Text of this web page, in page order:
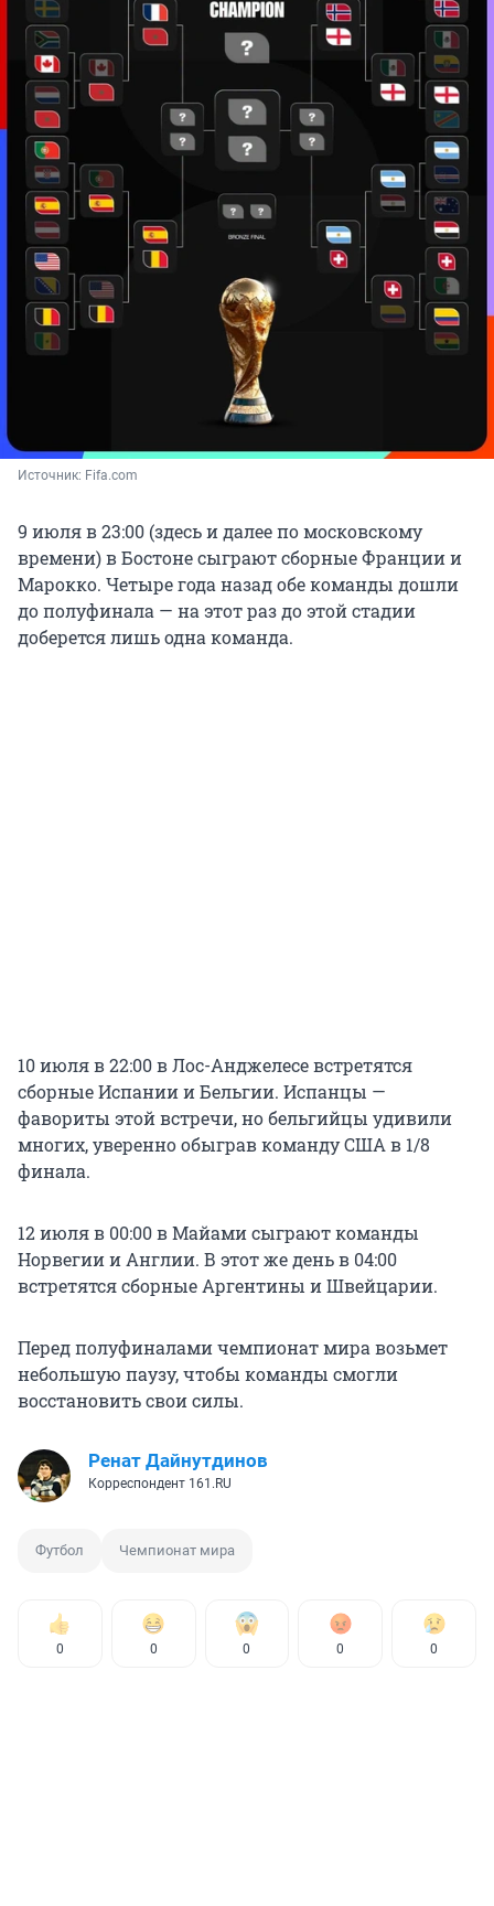
Источник: Fifa.com
9 июля в 23:00 (здесь и далее по московскому
времени) в Бостоне сыграют сборные Франции и
Марокко. Четыре года назад обе команды дошли
до полуфинала — на этот раз до этой стадии
доберется лишь одна команда.
10 июля в 22:00 в Лос-Анджелесе встретятся
сборные Испании и Бельгии. Испанцы —
фавориты этой встречи, но бельгийцы удивили
многих, уверенно обыграв команду США в 1/8
финала.
12 июля в 00:00 в Майами сыграют команды
Норвегии и Англии. В этот же день в 04:00
встретятся сборные Аргентины и Швейцарии.
Перед полуфиналами чемпионат мира возьмет
небольшую паузу, чтобы команды смогли
восстановить свои силы.
Ренат Дайнутдинов
Корреспондент 161.RU
Футбол Чемпионат мира
0 0 0 0 0